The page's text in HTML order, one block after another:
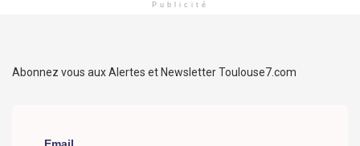
Publicité
Abonnez vous aux Alertes et Newsletter Toulouse7.com